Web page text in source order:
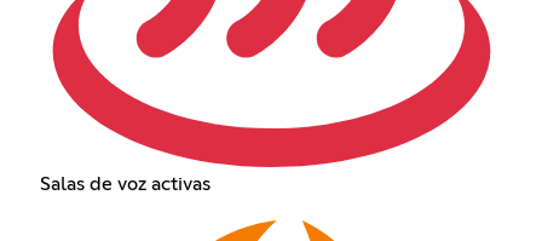
Salas de voz activas